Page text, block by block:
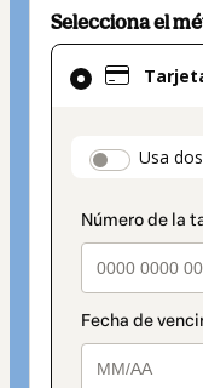
Selecciona el
Usa
El
método
seleccionado
Tarjeta